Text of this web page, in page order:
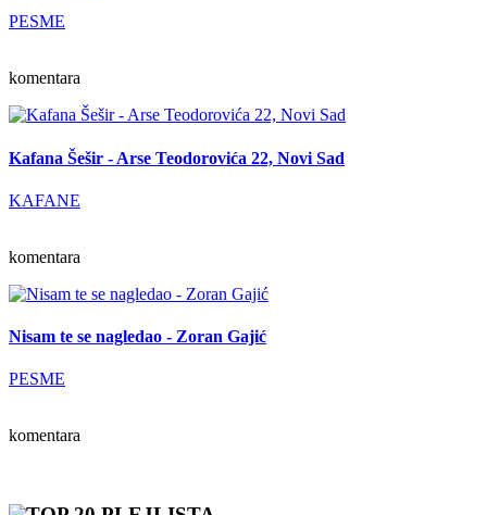
PESME
komentara
Kafana Šešir - Arse Teodorovića 22, Novi Sad
KAFANE
komentara
Nisam te se nagledao - Zoran Gajić
PESME
komentara